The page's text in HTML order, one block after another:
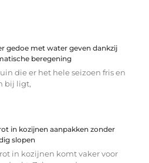
gedoe met water geven dankzij
beregening
die er het hele seizoen fris en
bij ligt,
in kozijnen aanpakken zonder
slopen
in kozijnen komt vaker voor